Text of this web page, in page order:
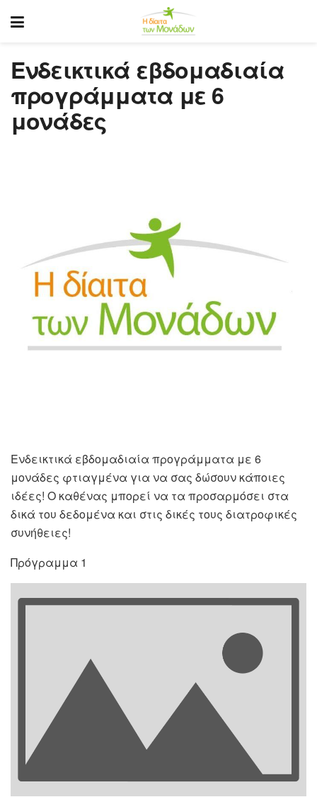
Ενδεικτικά εβδομαδιαία
προγράμματα με 6
μονάδες
Ενδεικτικά εβδομαδιαία προγράμματα με 6
μονάδες φτιαγμένα για να σας δώσουν κάποιες
ιδέες! Ο καθένας μπορεί να τα προσαρμόσει στα
δικά του δεδομένα και στις δικές τους διατροφικές
συνήθειες!
Πρόγραμμα 1